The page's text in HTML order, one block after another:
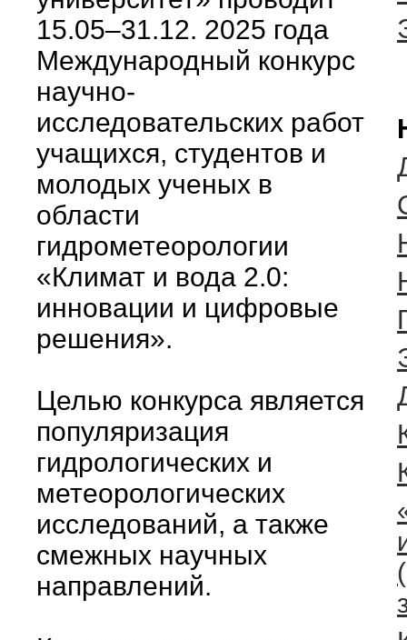
15.05–31.12. 2025 года
Международный конкурс
научно-
исследовательских работ
учащихся, студентов и
молодых ученых в
области
гидрометеорологии
«Климат и вода 2.0:
инновации и цифровые
решения».
Целью конкурса является
популяризация
гидрологических и
метеорологических
исследований, а также
смежных научных
направлений.